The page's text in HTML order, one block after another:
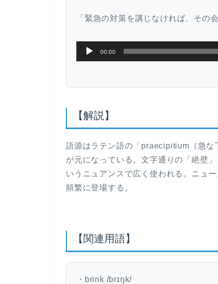
「緊急の対策を講じなければ、その
声
レ
ヤ
ー
00:00
【解説】
語源はラテン語の「praecipitium（急な
が元になっている。文字通りの「絶壁
いうニュアンスで広く使われる。ニュ
頻繁に登場する。
【関連用語】
・brink /brɪŋk/